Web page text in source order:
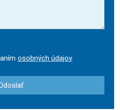
osobných údajov.